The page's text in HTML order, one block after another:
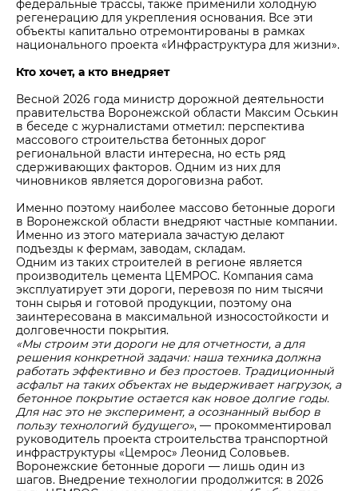
федеральные трассы, также применили холодную
регенерацию для укрепления основания. Все эти
объекты капитально отремонтированы в рамках
национального проекта «Инфраструктура для жизни».
Кто хочет, а кто внедряет
Весной 2026 года министр дорожной деятельности
правительства Воронежской области Максим Оськин
в беседе с журналистами отметил: перспектива
массового строительства бетонных дорог
региональной власти интересна, но есть ряд
сдерживающих факторов. Одним из них для
чиновников является дороговизна работ.
Именно поэтому наиболее массово бетонные дороги
в Воронежской области внедряют частные компании.
Именно из этого материала зачастую делают
подъезды к фермам, заводам, складам.
Одним из таких строителей в регионе является
производитель цемента ЦЕМРОС. Компания сама
эксплуатирует эти дороги, перевозя по ним тысячи
тонн сырья и готовой продукции, поэтому она
заинтересована в максимальной износостойкости и
долговечности покрытия.
«Мы строим эти дороги не для отчетности, а для
решения конкретной задачи: наша техника должна
работать эффективно и без простоев. Традиционный
асфальт на таких объектах не выдерживает нагрузок, а
бетонное покрытие остается как новое долгие годы.
Для нас это не эксперимент, а осознанный выбор в
пользу технологий будущего», — прокомментировал
руководитель проекта строительства транспортной
инфраструктуры «Цемрос» Леонид Соловьев.
Воронежские бетонные дороги — лишь один из
шагов. Внедрение технологии продолжится: в 2026